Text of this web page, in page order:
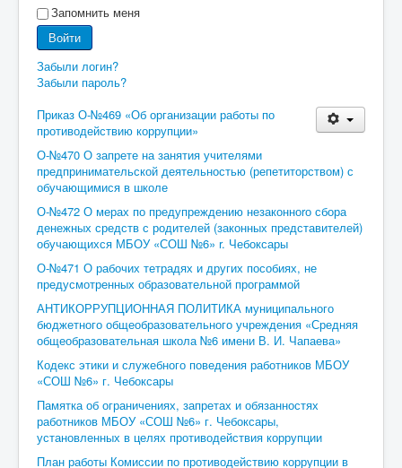
Запомнить меня
Войти
Забыли логин?
Забыли пароль?
Приказ О-№469 «Об организации работы по
противодействию коррупции»
О-№470 О запрете на занятия учителями
предпринимательской деятельностью (репетиторством) с
обучающимися в школе
О-№472 О мерах по предупреждению незаконноrо сбора
денежных средств с родителей (законных представителей)
обучающихся МБОУ «СОШ №6» r. Чебоксары
О-№471 О рабочих тетрадях и других пособиях, не
предусмотренных образовательной программой
АНТИКОРРУПЦИОННАЯ ПОЛИТИКА муниципального
бюджетного общеобразовательного учреждения «Средняя
общеобразовательная школа №6 имени В. И. Чапаева»
Кодекс этики и служебного поведения работников МБОУ
«СОШ №6» г. Чебоксары
Памятка об ограничениях, запретах и обязанностях
работников МБОУ «СОШ №6» г. Чебоксары,
установленных в целях противодействия коррупции
План работы Комиссии по противодействию коррупции в